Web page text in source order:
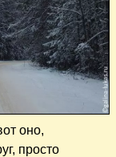
оно,
просто